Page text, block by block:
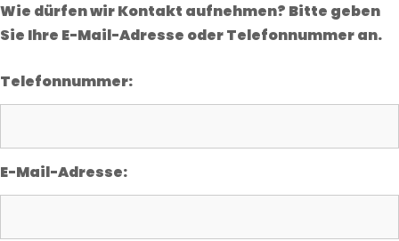
Wie dürfen wir Kontakt aufnehmen? Bitte geben
Sie Ihre E-Mail-Adresse oder Telefonnummer an.
Telefonnummer:
E-Mail-Adresse: